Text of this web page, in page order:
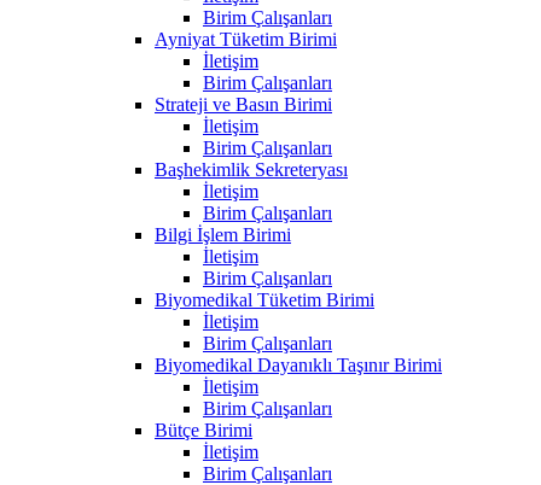
Birim Çalışanları
Ayniyat Tüketim Birimi
İletişim
Birim Çalışanları
Strateji ve Basın Birimi
İletişim
Birim Çalışanları
Başhekimlik Sekreteryası
İletişim
Birim Çalışanları
Bilgi İşlem Birimi
İletişim
Birim Çalışanları
Biyomedikal Tüketim Birimi
İletişim
Birim Çalışanları
Biyomedikal Dayanıklı Taşınır Birimi
İletişim
Birim Çalışanları
Bütçe Birimi
İletişim
Birim Çalışanları